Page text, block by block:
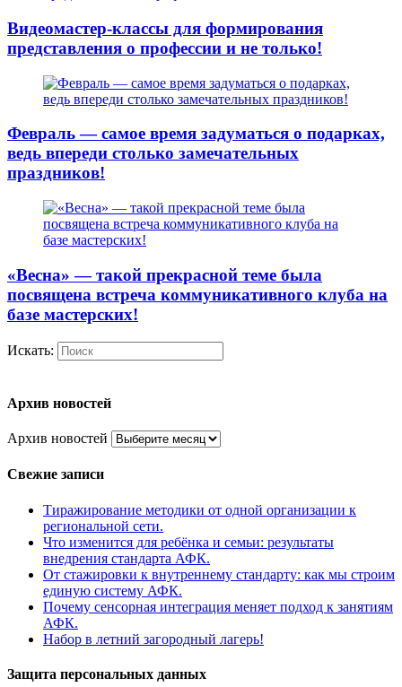
Видеомастер-классы для формирования
представления о профессии и не только!
Февраль — самое время задуматься о подарках,
ведь впереди столько замечательных
праздников!
«Весна» — такой прекрасной теме была
посвящена встреча коммуникативного клуба на
базе мастерских!
Искать:
Архив новостей
Архив новостей
Свежие записи
Тиражирование методики от одной организации к
региональной сети.
Что изменится для ребёнка и семьи: результаты
внедрения стандарта АФК.
От стажировки к внутреннему стандарту: как мы строим
единую систему АФК.
Почему сенсорная интеграция меняет подход к занятиям
АФК.
Набор в летний загородный лагерь!
Защита персональных данных